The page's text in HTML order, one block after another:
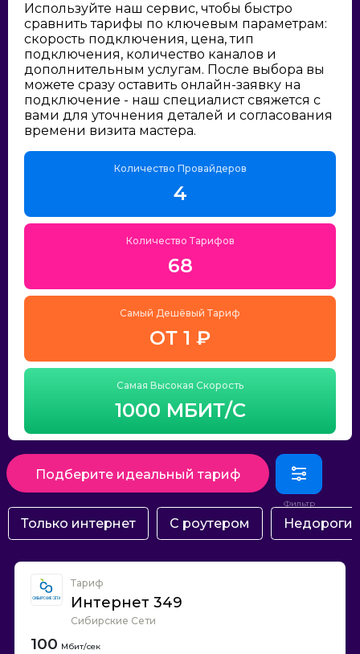
Используйте наш сервис, чтобы быстро
сравнить тарифы по ключевым параметрам:
скорость подключения, цена, тип
подключения, количество каналов и
дополнительным услугам. После выбора вы
можете сразу оставить онлайн-заявку на
подключение - наш специалист свяжется с
вами для уточнения деталей и согласования
времени визита мастера.
Количество Провайдеров
4
Количество Тарифов
68
Самый Дешёвый Тариф
ОТ 1 ₽
Самая Высокая Скорость
1000 МБИТ/С
Подберите идеальный тариф
Только интернет С роутером Недорогие
Тариф
Интернет 349
Сибирские Сети
100